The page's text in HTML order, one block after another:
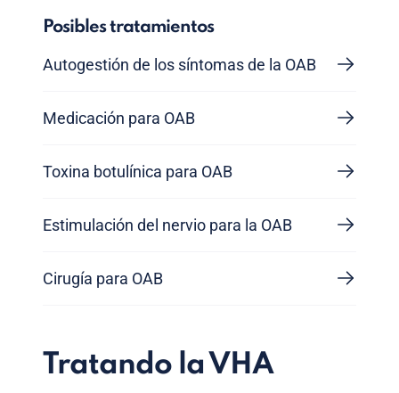
Posibles tratamientos
Autogestión de los síntomas de la OAB
Medicación para OAB
Toxina botulínica para OAB
Estimulación del nervio para la OAB
Cirugía para OAB
Tratando la VHA